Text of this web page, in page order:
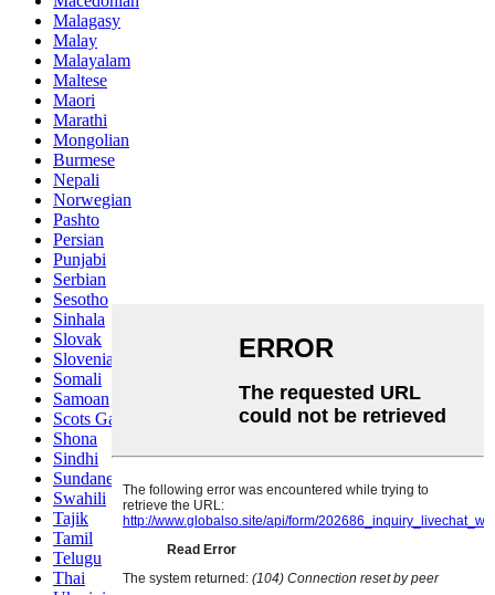
Malagasy
Malay
Malayalam
Maltese
Maori
Marathi
Mongolian
Burmese
Nepali
Norwegian
Pashto
Persian
Punjabi
Serbian
Sesotho
Sinhala
Slovak
Slovenian
Somali
Samoan
Scots Gaelic
Shona
Sindhi
Sundanese
Swahili
Tajik
Tamil
Telugu
Thai